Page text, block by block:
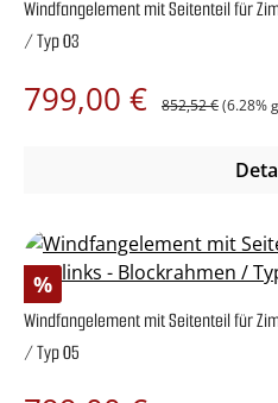
Windfangelement mit Seitenteil für
/ Typ 03
Verkaufspreis:
799,00 €
852,52 €(6.28%
Rabatt
%
Windfangelement mit Seitenteil für
/ Typ 05